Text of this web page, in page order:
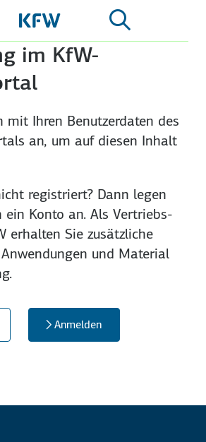
Hauptinhalt
im KfW-
mit Ihren Benutzer­daten des
an, um auf diesen Inhalt
registriert? Dann legen
ein Konto an. Als Vertriebs­
erhalten Sie zusätzliche
und Material
Anmelden